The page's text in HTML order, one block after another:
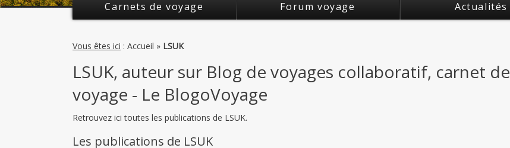
Carnets de voyage Forum voyage Actualités
Vous êtes ici : Accueil » LSUK
LSUK, auteur sur Blog de voyages collaboratif, carnet de
voyage - Le BlogoVoyage
Retrouvez ici toutes les publications de LSUK.
Les publications de LSUK